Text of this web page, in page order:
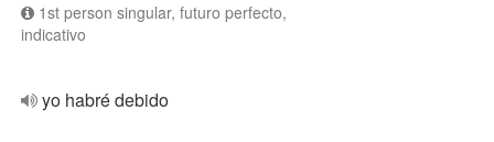
1st person singular, futuro perfecto,
indicativo
yo habré debido